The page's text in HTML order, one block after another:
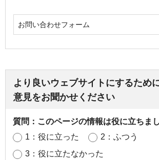
お問い合わせフォーム
より良いウェブサイトにするため
意見をお聞かせください
質問：このページの情報は役に立ちま
1：役に立った
2：ふつう
3：役に立たなかった